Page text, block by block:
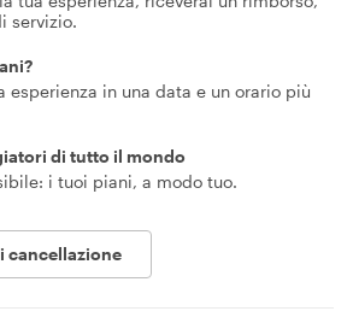
servizio.
esperienza in una data e un orario più
di tutto il mondo
i tuoi piani, a modo tuo.
cancellazione